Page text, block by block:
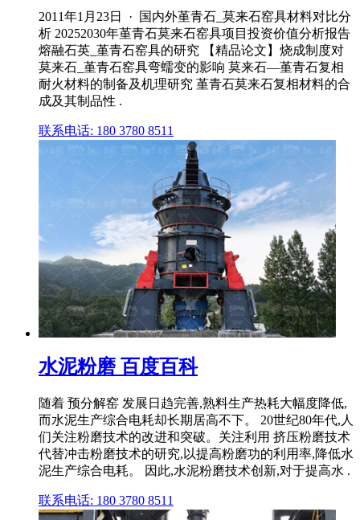
2011年1月23日 · 国内外堇青石_莫来石窑具材料对比分
析 20252030年堇青石莫来石窑具项目投资价值分析报告
熔融石英_堇青石窑具的研究 【精品论文】烧成制度对
莫来石_堇青石窑具弯蠕变的影响 莫来石—堇青石复相
耐火材料的制备及机理研究 堇青石莫来石复相材料的合
成及其制品性 .
联系电话: 180 3780 8511
水泥粉磨 百度百科
随着 预分解窑 发展日趋完善,熟料生产热耗大幅度降低,
而水泥生产综合电耗却长期居高不下。 20世纪80年代,人
们关注粉磨技术的改进和突破。关注利用 挤压粉磨技术
代替冲击粉磨技术的研究,以提高粉磨功的利用率,降低水
泥生产综合电耗。 因此,水泥粉磨技术创新,对于提高水 .
联系电话: 180 3780 8511